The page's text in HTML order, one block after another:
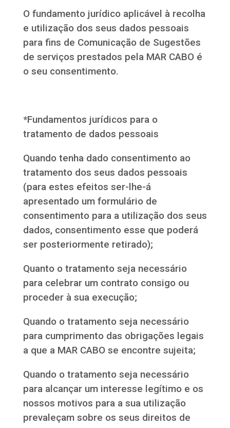
O fundamento jurídico aplicável à recolha
e utilização dos seus dados pessoais
para fins de Comunicação de Sugestões
de serviços prestados pela MAR CABO é
o seu consentimento.
*Fundamentos jurídicos para o
tratamento de dados pessoais
Quando tenha dado consentimento ao
tratamento dos seus dados pessoais
(para estes efeitos ser-lhe-á
apresentado um formulário de
consentimento para a utilização dos seus
dados, consentimento esse que poderá
ser posteriormente retirado);
Quanto o tratamento seja necessário
para celebrar um contrato consigo ou
proceder à sua execução;
Quando o tratamento seja necessário
para cumprimento das obrigações legais
a que a MAR CABO se encontre sujeita;
Quando o tratamento seja necessário
para alcançar um interesse legítimo e os
nossos motivos para a sua utilização
prevaleçam sobre os seus direitos de